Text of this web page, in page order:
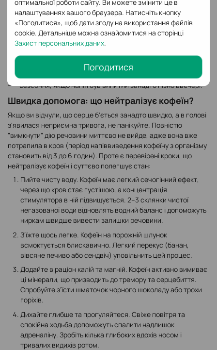
оптимальної роботи сайту. Ви можете змінити це в
налаштуваннях вашого браузера. Натисніть кнопку
«Погодитися», щоб дати згоду на використання файлів
cookie. Детальніше можна ознайомитися на сторінці
Захист персональних даних.
Погодитися
Симптоми кавового овердозу помітити легко:
Прискорене серцебиття (тахікардія);
Внутрішня тривожність, метушливість і дратівливість;
Тремор (тремтіння) рук;
Холодний піт або, навпаки, відчуття жару;
Безсоння, якщо напій був випитий занадто пізно ввечері.
Швидка допомога: що нейтралізує кофеїн?
Якщо ви відчули, що серце б'ється занадто швидко, а в голові
з'явилася неприємна тривога, не панікуйте. Повністю
"вимкнути" дію речовини миттєво не вийде, адже вона вже
потрапила в кров (період напіввиведення кофеїну з організму
становить від 3 до 6 годин). Проте є перевірені кроки, що
нейтралізує кофеїн і суттєво полегшує стан:
Пийте чисту воду. Кофеїн має легкий сечогінний ефект,
через що кров стає густішою, а концентрація
стимулятора в ній підвищується. 2–3 склянки чистої
негазованої води відновлять водний баланс і допоможуть
ниркам швидше вивести залишки речовини.
З'їжте щось легке. Кофеїн на порожній шлунок
всмоктується блискавично. Легкий перекус (банан,
вівсяне печиво або сендвіч) уповільнить цей процес.
Додайте в раціон калій та магній. Кофеїн активно вимиває
ці мінерали, що призводить до тремору та серцебиття.
Спробуйте з'їсти шматочок чорного шоколаду або трохи
горіхів.
Дихайте глибше та прогуляйтеся. Свіже повітря та
спокійна ходьба допоможуть спалити надлишок
адреналіну. Зробіть кілька глибоких вдохів носом і
тривалих видихів ротом.